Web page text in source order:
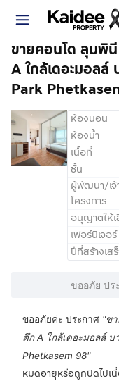
ขายคอนโด ลุมพิ
A ใกล้เดอะมอล
Park
ห้องนอน
ห้องน้ำ
เนื้อที่
ชั้น
ผู้พัฒนา/เจ้
โครงการ
อนุญาตให้
เฟอร์นิเจอร์
ปีที่สร้างเส
ขออภัย ปร
ขออภัยค่ะ ประกาศ "ขา
ตึก A ใกล้เดอะมอลล์ บ
Phetkasem 98"
หมดอายุหรือถูกปิดไปเ